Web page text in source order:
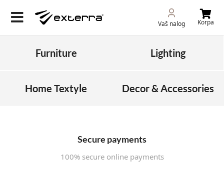
Vaš nalog Korpa
Furniture Lighting
Home Textyle Decor & Accessories
Secure payments
100% secure online payments